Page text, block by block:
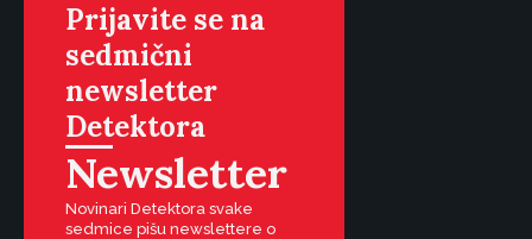
Prijavite se na
sedmični
newsletter
Detektora
Newsletter
Novinari Detektora svake
sedmice pišu newslettere o